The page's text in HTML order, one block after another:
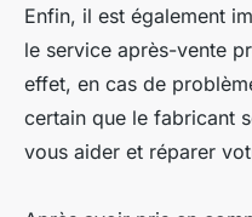
Enfin, il est également
le service après-vente
effet, en cas de
certain que le fabricant
vous aider et réparer